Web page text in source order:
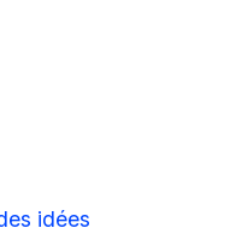
idées